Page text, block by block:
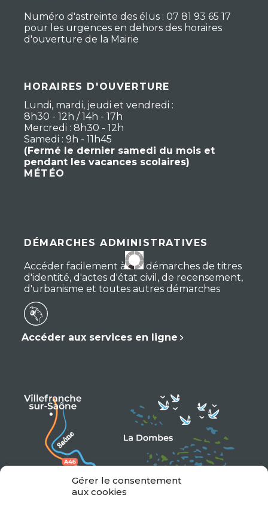
Gérer le consentement
aux cookies
Numéro d'astreinte des élus : 07 81 93 65 17
pour les urgences en dehors des horaires
d'ouverture de la Mairie
HORAIRES D'OUVERTURE
Lundi, mardi, jeudi et vendredi :
8h30 - 12h / 14h - 17h
Mercredi : 8h30 - 12h
Samedi : 9h - 11h45
(Fermé le dernier samedi du mois et
pendant les vacances scolaires)
MÉTÉO
DÉMARCHES ADMINISTRATIVES
Accéder facilement à vos démarches de titres
d'identité, d'actes d'état civil, de recensement,
d'urbanisme et toutes autres démarches
Accéder aux services en ligne